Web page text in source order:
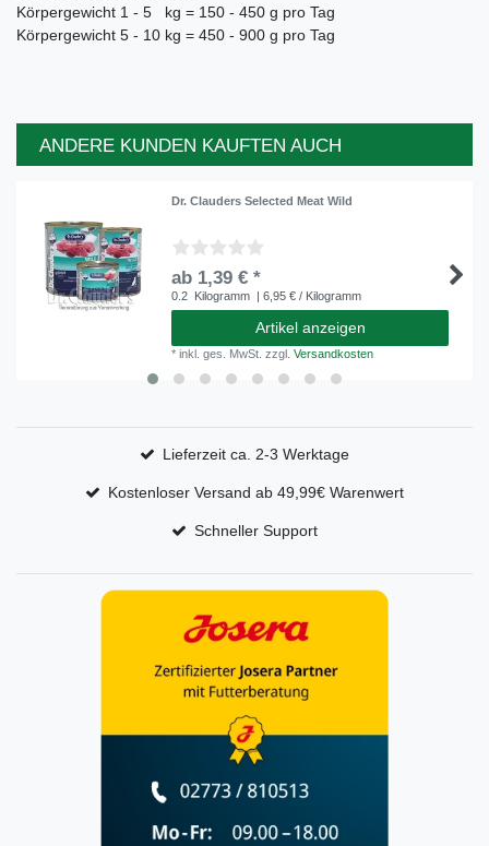
Körpergewicht 1 - 5 kg = 150 - 450 g pro Tag
Körpergewicht 5 - 10 kg = 450 - 900 g pro Tag
ANDERE KUNDEN KAUFTEN AUCH
Dr. Clauders Selected Meat Wild
ab 1,39 € *
0.2 Kilogramm | 6,95 € / Kilogramm
Artikel anzeigen
*inkl. ges. MwSt. zzgl.Versandkosten
Lieferzeit ca. 2-3 Werktage
Kostenloser Versand ab 49,99€ Warenwert
Schneller Support